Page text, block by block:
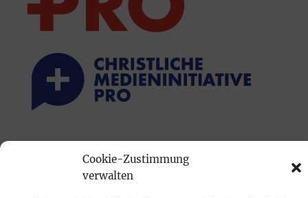
Cookie-Zustimmung
verwalten
PRINTAUSGABE
Mediadaten